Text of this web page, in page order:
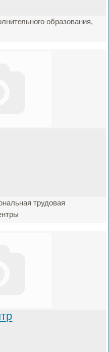
образования,
трудовая